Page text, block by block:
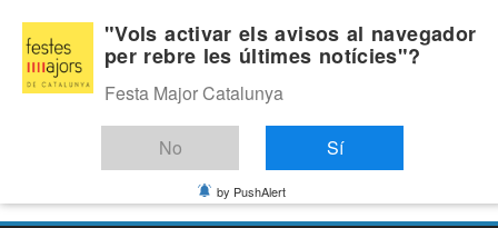
content
Divendres, agost 7, 2026
Última:
"Vols activar els avisos al navegador
per rebre les últimes notícies"?
Festa Major Catalunya
No Sí
by PushAlert